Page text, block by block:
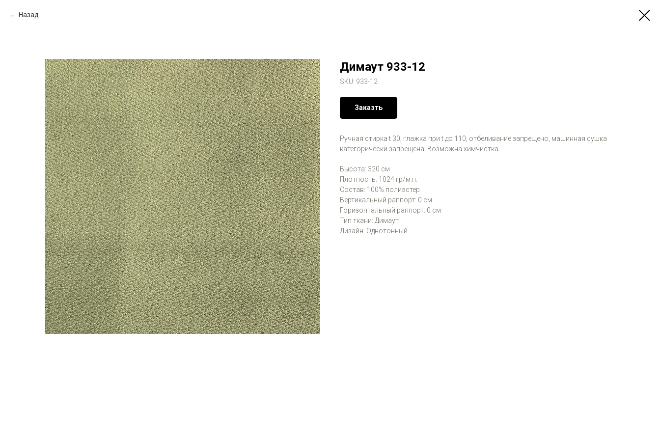
Назад
Димаут 933-12
SKU: 933-12
Заказть
Ручная стирка t 30, глажка при t до 110, отбеливание запрещено, машинная сушка
категорически запрещена. Возможна химчистка
Высота: 320 см
Плотность: 1024 гр/м.п.
Состав: 100% полиэстер
Вертикальный раппорт: 0 см
Горизонтальный раппорт: 0 см
Тип ткани: Димаут
Дизайн: Однотонный